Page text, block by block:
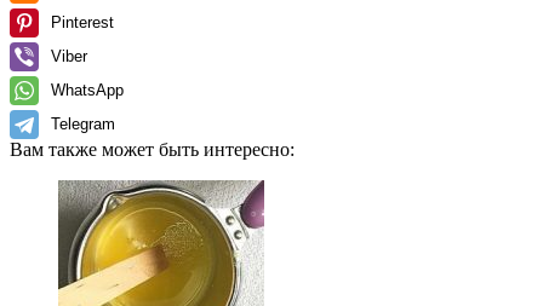
Pinterest
Viber
WhatsApp
Telegram
Вам также может быть интересно: